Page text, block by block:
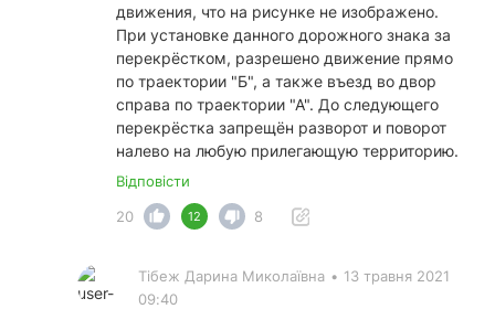
движения, что на рисунке не изображено.
При установке данного дорожного знака за
перекрёстком, разрешено движение прямо
по траектории "Б", а также въезд во двор
справа по траектории "А". До следующего
перекрёстка запрещён разворот и поворот
налево на любую прилегающую территорию.
Відповісти
20
12 8
Тібеж Дарина Миколаївна • 13 травня 2021
09:40